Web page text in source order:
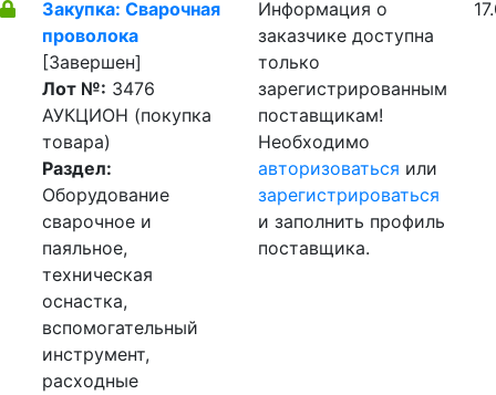
Закупка: Сварочная
проволока
[Завершен]
Лот №: 3476
АУКЦИОН (покупка
товара)
Раздел:
Оборудование
сварочное и
паяльное,
техническая
оснастка,
вспомогательный
инструмент,
расходные
Информация о
заказчике доступна
только
зарегистрированным
поставщикам!
Необходимо
авторизоваться или
зарегистрироваться
и заполнить профиль
поставщика.